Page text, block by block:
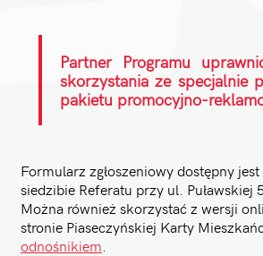
Partner Programu
skorzystania ze specjalnie
pakietu promocyjno-
Formularz zgłoszeniowy dostępny
siedzibie Referatu przy ul. Puławskiej
Można również skorzystać z wersji
stronie Piaseczyńskiej Karty
odnośnikiem